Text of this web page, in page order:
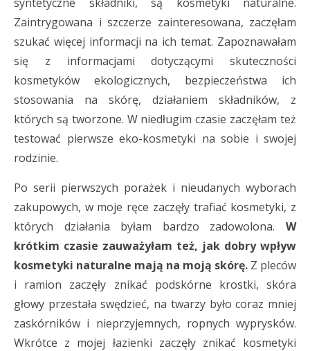
Zaintrygowana i szczerze zainteresowana, zaczęłam
szukać więcej informacji na ich temat. Zapoznawałam
się z informacjami dotyczącymi skuteczności
kosmetyków ekologicznych, bezpieczeństwa ich
stosowania na skórę, działaniem składników, z
których są tworzone. W niedługim czasie zaczęłam też
testować pierwsze eko-kosmetyki na sobie i swojej
rodzinie.
Po serii pierwszych porażek i nieudanych wyborach
zakupowych, w moje ręce zaczęły trafiać kosmetyki, z
których działania byłam bardzo zadowolona. W
krótkim czasie zauważyłam też, jak dobry wpływ
kosmetyki naturalne mają na moją skórę. Z pleców
i ramion zaczęły znikać podskórne krostki, skóra
głowy przestała swędzieć, na twarzy było coraz mniej
zaskórników i nieprzyjemnych, ropnych wyprysków.
Wkrótce z mojej łazienki zaczęły znikać kosmetyki